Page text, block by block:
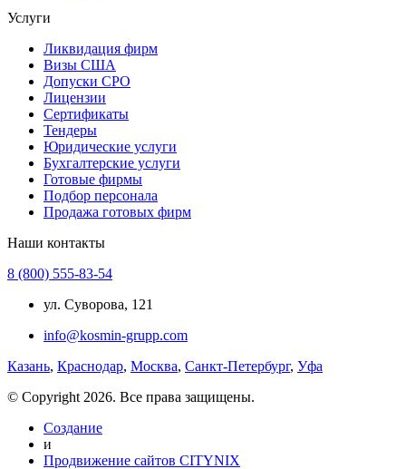
Услуги
Ликвидация фирм
Визы США
Допуски СРО
Лицензии
Сертификаты
Тендеры
Юридические услуги
Бухгалтерские услуги
Готовые фирмы
Подбор персонала
Продажа готовых фирм
Наши контакты
8 (800) 555-83-54
ул. Суворова, 121
info@kosmin-grupp.com
Казань, Краснодар, Москва, Санкт-Петербург, Уфа
© Copyright 2026. Все права защищены.
Создание
и
Продвижение сайтов CITYNIX